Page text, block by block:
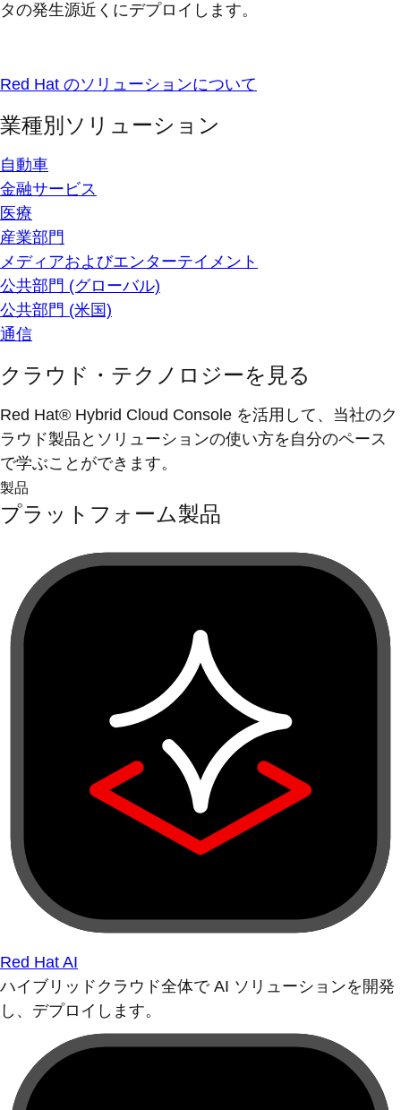
タの発生源近くにデプロイします。
Red Hat のソリューションについて
業種別ソリューション
自動車
金融サービス
医療
産業部門
メディアおよびエンターテイメント
公共部門 (グローバル)
公共部門 (米国)
通信
クラウド・テクノロジーを見る
Red Hat® Hybrid Cloud Console を活用して、当社のク
ラウド製品とソリューションの使い方を自分のペース
で学ぶことができます。
製品
プラットフォーム製品
Red Hat AI
ハイブリッドクラウド全体で AI ソリューションを開発
し、デプロイします。